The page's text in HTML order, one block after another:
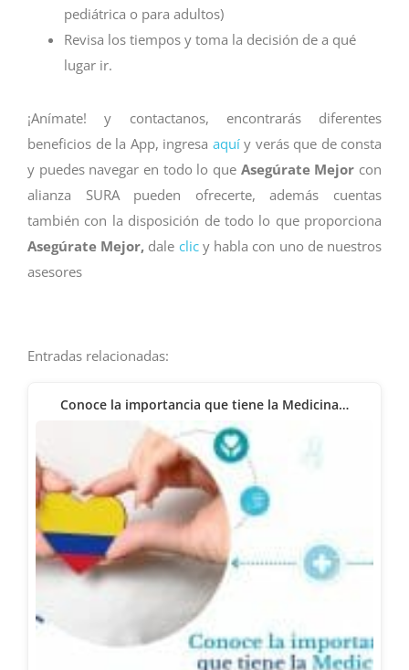
pediátrica o para adultos)
Revisa los tiempos y toma la decisión de a qué
lugar ir.
¡Anímate! y contactanos, encontrarás diferentes
beneficios de la App, ingresa aquíy verás que de consta
y puedes navegar en todo lo que Asegúrate Mejor con
alianza SURA pueden ofrecerte, además cuentas
también con la disposición de todo lo que proporciona
Asegúrate Mejor, dale clic y habla con uno de nuestros
asesores
Entradas relacionadas:
Conoce la importancia que tiene la Medicina…